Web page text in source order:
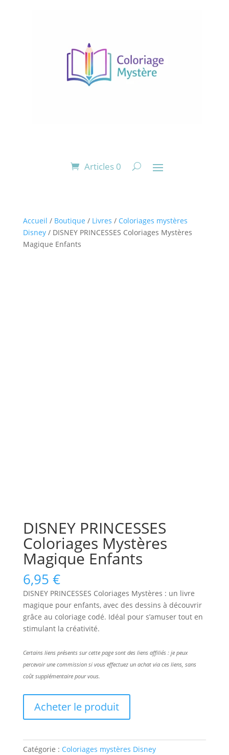
Articles 0
Accueil / Boutique / Livres / Coloriages mystères
Disney/ DISNEY PRINCESSES Coloriages Mystères
Magique Enfants
DISNEY PRINCESSES
Coloriages Mystères
Magique Enfants
6,95 €
DISNEY PRINCESSES Coloriages Mystères : un livre
magique pour enfants, avec des dessins à découvrir
grâce au coloriage codé. Idéal pour s’amuser tout en
stimulant la créativité.
Certains liens présents sur cette page sont des liens affiliés : je peux
percevoir une commission si vous effectuez un achat via ces liens, sans
coût supplémentaire pour vous.
Acheter le produit
Catégorie : Coloriages mystères Disney